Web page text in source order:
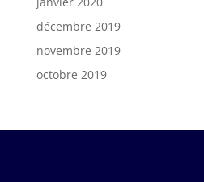
décembre 2019
novembre 2019
octobre 2019